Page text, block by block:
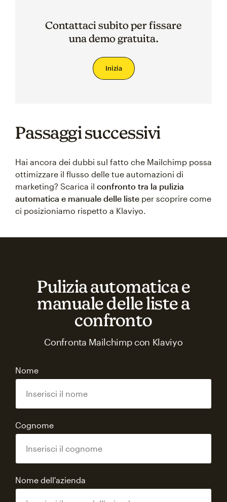
Contattaci subito per fissare
una demo gratuita.
Inizia
Passaggi successivi
Hai ancora dei dubbi sul fatto che Mailchimp possa
ottimizzare il flusso delle tue automazioni di
marketing? Scarica il confronto tra la pulizia
automatica e manuale delle liste per scoprire come
ci posizioniamo rispetto a Klaviyo.
Pulizia automatica e
manuale delle liste a
confronto
Confronta Mailchimp con Klaviyo
Nome
Cognome
Nome dell'azienda